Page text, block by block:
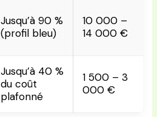
Jusqu’à 90 %
(profil bleu)
10 000 –
14 000 €
Jusqu’à 40 %
du coût
plafonné
1 500 – 3
000 €